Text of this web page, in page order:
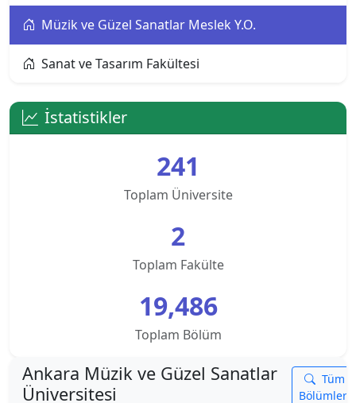
Alanya Alaaddin Keykubat Üniversitesi
Alanya Üniversitesi
Altınbaş Üniversitesi
Ankara Hacı Bayram Veli Üniversitesi
Ankara Medipol Üniversitesi
Ankara Müzik ve Güzel Sanatlar Üniversitesi
Ankara Sosyal Bilimler Üniversitesi
Müzik ve Güzel Sanatlar Meslek Y.O.
Sanat ve Tasarım Fakültesi
İstatistikler
241
Toplam Üniversite
2
Toplam Fakülte
19,486
Toplam Bölüm
Ankara Müzik ve Güzel Sanatlar
Üniversitesi
Tüm
Bölümleri